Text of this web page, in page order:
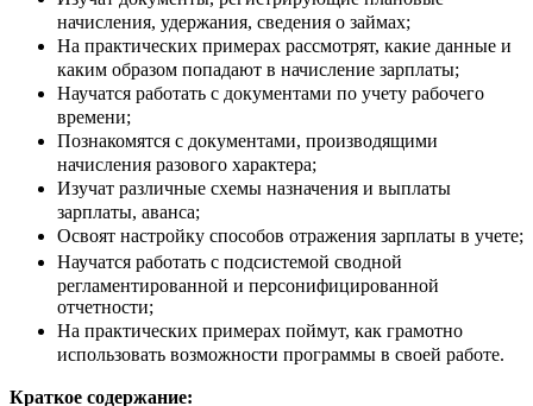
начисления, удержания, сведения о займах;
На практических примерах рассмотрят, какие данные и
каким образом попадают в начисление зарплаты;
Научатся работать с документами по учету рабочего
времени;
Познакомятся с документами, производящими
начисления разового характера;
Изучат различные схемы назначения и выплаты
зарплаты, аванса;
Освоят настройку способов отражения зарплаты в учете;
Научатся работать с подсистемой сводной
регламентированной и персонифицированной
отчетности;
На практических примерах поймут, как грамотно
использовать возможности программы в своей работе.
Краткое содержание: